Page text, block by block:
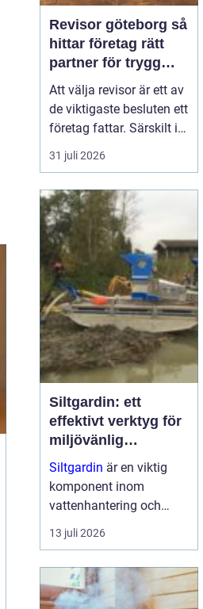
Revisor göteborg så
hittar företag rätt
partner för trygg
tillväxt
Att välja revisor är ett av
de viktigaste besluten ett
företag fattar. Särskilt i
en företagsintensiv stad
som Göteborg, där allt
bolag till internationella
koncerner verkar sida vid
sida. En bra revisor gör
mer än att granska s...
31 juli 2026
Siltgardin: ett
effektivt verktyg för
miljövänlig
vattenhantering
Siltgardin är en viktig
komponent inom
vattenhantering och
miljöskydd, särskilt i
verksamheter som
sjögrävning. Dessa
barriärer hjälper till att
13 juli 2026